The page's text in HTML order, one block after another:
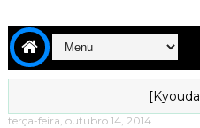
[Kyoudai
terça-feira, outubro 14, 2014